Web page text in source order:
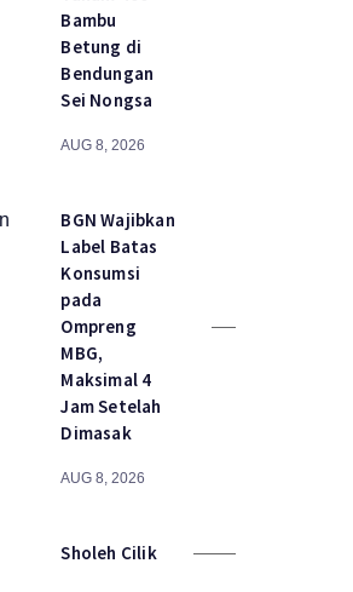
Bambu
Betung di
Bendungan
Sei Nongsa
AUG 8, 2026
BGN Wajibkan
Label Batas
Konsumsi
pada
Ompreng
MBG,
Maksimal 4
Jam Setelah
Dimasak
AUG 8, 2026
Sholeh Cilik